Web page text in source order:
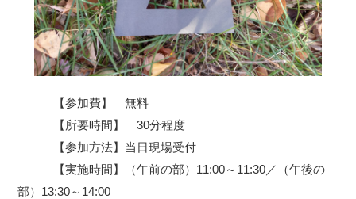
【参加費】 無料
【所要時間】 30分程度
【参加方法】当日現場受付
【実施時間】（午前の部）11:00～11:30／（午後の
部）13:30～14:00